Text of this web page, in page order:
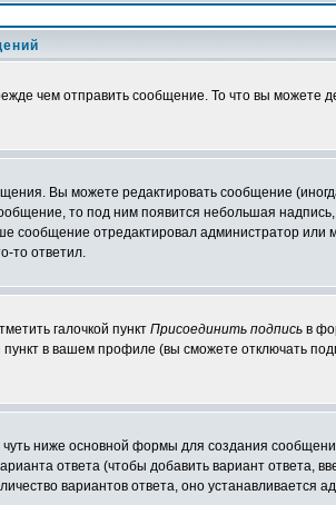
чем отправить сообщение. То что вы можете
Вы можете редактировать сообщение
то под ним появится небольшая надпись,
отредактировал администратор или
то ответил.
галочкой пункт Присоединить подпись в
в вашем профиле (вы сможете отключать
чуть ниже основной формы для создания
ответа (чтобы добавить вариант ответа,
вариантов ответа, оно устанавливается